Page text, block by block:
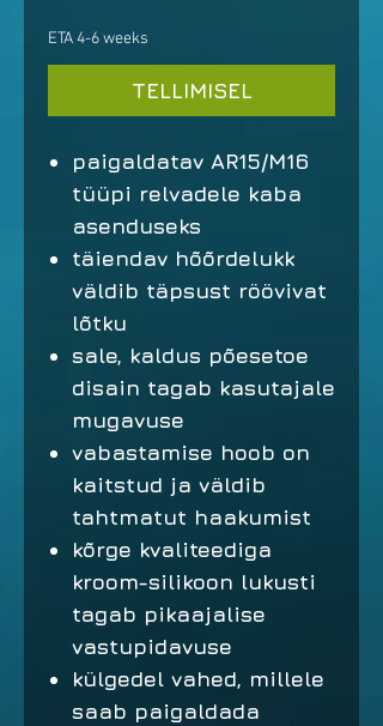
ETA 4-6 weeks
TELLIMISEL
paigaldatav AR15/M16
tüüpi relvadele kaba
asenduseks
täiendav hõõrdelukk
väldib täpsust röövivat
lõtku
sale, kaldus põesetoe
disain tagab kasutajale
mugavuse
vabastamise hoob on
kaitstud ja väldib
tahtmatut haakumist
kõrge kvaliteediga
kroom-silikoon lukusti
tagab pikaajalise
vastupidavuse
külgedel vahed, millele
saab paigaldada